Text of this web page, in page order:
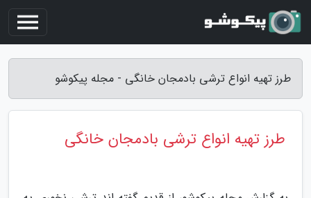
طرز تهیه انواع ترشی بادمجان خانگی - مجله پیکوشو
طرز تهیه انواع ترشی بادمجان خانگی